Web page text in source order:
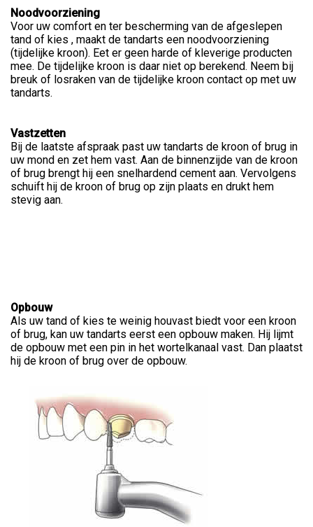
Noodvoorziening
Voor uw comfort en ter bescherming van de afgeslepen
tand of kies , maakt de tandarts een noodvoorziening
(tijdelijke kroon). Eet er geen harde of kleverige producten
mee. De tijdelijke kroon is daar niet op berekend. Neem bij
breuk of losraken van de tijdelijke kroon contact op met uw
tandarts.
Vastzetten
Bij de laatste afspraak past uw tandarts de kroon of brug in
uw mond en zet hem vast. Aan de binnenzijde van de kroon
of brug brengt hij een snelhardend cement aan. Vervolgens
schuift hij de kroon of brug op zijn plaats en drukt hem
stevig aan.
Opbouw
Als uw tand of kies te weinig houvast biedt voor een kroon
of brug, kan uw tandarts eerst een opbouw maken. Hij lijmt
de opbouw met een pin in het wortelkanaal vast. Dan plaatst
hij de kroon of brug over de opbouw.